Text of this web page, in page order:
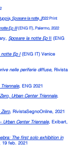
Sposare la notte, 2022 Print
notteEp III(ENG IT), Palermo, 2022
Sposare la notteEpII (ENG
notteEp I(ENG IT) Venice
nelle periferie diffuse, Rivista
, ENG 2021
Urban Center Triennale,
Zero, RivistaSegnoOnline, 2021
Urban Center Triennale, Exibart,
The first solo exhibition in
19 feb. 2021